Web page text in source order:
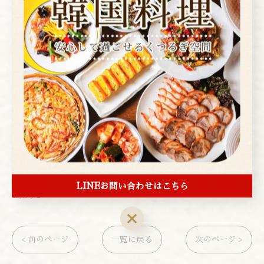
---------------------------------------------------
-------------------
アレンモク
東京都台東区上野２丁目１−４
電話番号:03-3839-1472
---------------------------------------------------
-------------------
< 前のページ 一覧に戻る 次のページ >
LINEお問い合わせはこちら